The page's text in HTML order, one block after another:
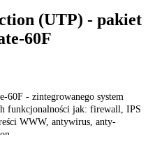
(UTP) - pakiet
60F
60F - zintegrowanego system
funkcjonalności jak: firewall, IPS
WWW, antywirus, anty-